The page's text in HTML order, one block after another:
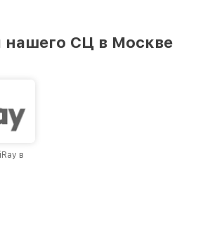
центром Infratech в
нашего СЦ в Москве
в